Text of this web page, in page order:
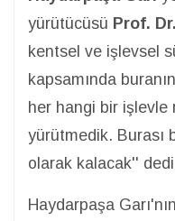
yürütücüsü Prof.
kentsel ve işlevsel
kapsamında
her hangi bir işlevle
yürütmedik. Burası
olarak kalacak''
Haydarpaşa